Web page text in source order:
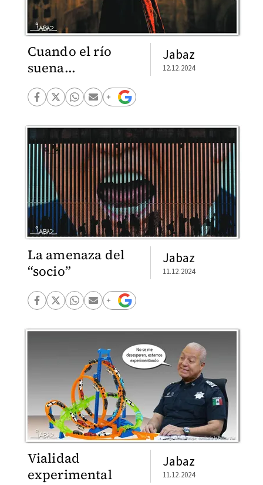
Cuando el río
suena...
Jabaz
12.12.2024
La amenaza del
“socio”
Jabaz
11.12.2024
Vialidad
experimental
Jabaz
11.12.2024